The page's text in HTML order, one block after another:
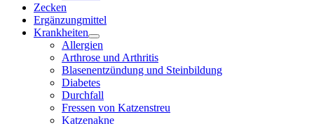
Zecken
Ergänzungmittel
Krankheiten
Allergien
Arthrose und Arthritis
Blasenentzündung und Steinbildung
Diabetes
Durchfall
Fressen von Katzenstreu
Katzenakne